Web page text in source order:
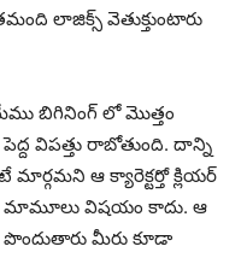
లాజిక్స్ వెతుక్తుంటారు
బిగినింగ్ లో మొత్తం
విపత్తు రాబోతుంది. దాన్ని
ఆ క్యారెక్టర్తో క్లియర్
మామూలు విషయం కాదు. ఆ
పొందుతారు మీరు కూడా